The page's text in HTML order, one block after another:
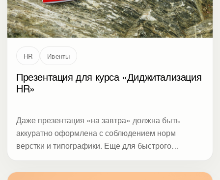
HR Ивенты
Презентация для курса «Диджитализация
HR»
Даже презентация «на завтра» должна быть
аккуратно оформлена с соблюдением норм
верстки и типографики. Еще для быстрого
расставляем акценты.